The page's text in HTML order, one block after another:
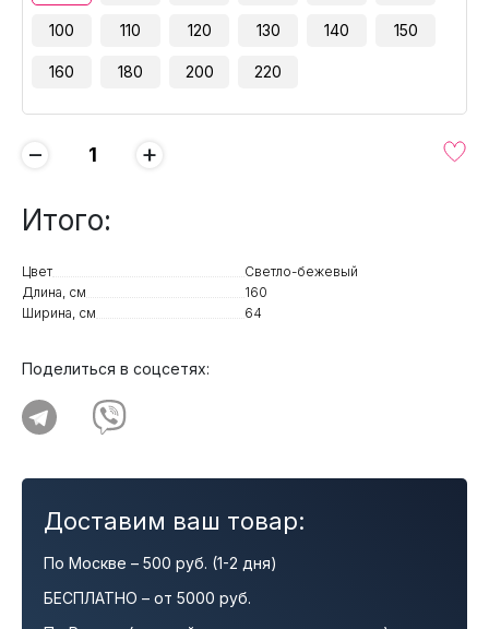
100 110 120 130 140 150
160 180 200 220
− +
Итого:
Цвет
Светло-бежевый
Длина, см
160
Ширина, см
64
Поделиться в соцсетях:
Доставим ваш товар:
По Москве – 500 руб. (1-2 дня)
БЕСПЛАТНО – от 5000 руб.